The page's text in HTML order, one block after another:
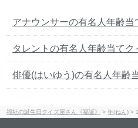
アナウンサーの有名人年齢当
タレントの有名人年齢当てク
俳優(はいゆう)の有名人年齢
福祉の誕生日クイズ屋さん《福誕》 >年(ねん) >